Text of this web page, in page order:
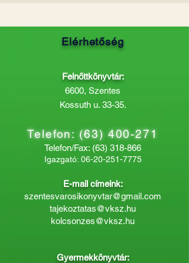
Elérhetőség
Felnőttkönyvtár:
6600, Szentes
Kossuth u. 33-35.
Telefon:(63) 400-271
Telefon/Fax: (63) 318-866
Igazgató: 06-20-251-7775
E-mail címeink:
szentesvarosikonyvtar@gmail.com
tajekoztatas@vksz.hu
kolcsonzes@vksz.hu
Gyermekkönyvtár: